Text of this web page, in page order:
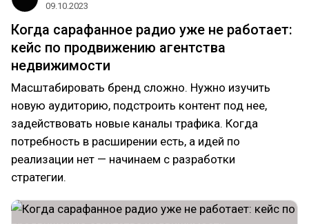
09.10.2023
Когда сарафанное радио уже не работает:
кейс по продвижению агентства
недвижимости
Масштабировать бренд сложно. Нужно изучить
новую аудиторию, подстроить контент под нее,
задействовать новые каналы трафика. Когда
потребность в расширении есть, а идей по
реализации нет — начинаем с разработки
стратегии.